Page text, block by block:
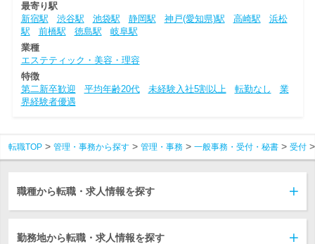
最寄り駅
新宿駅
渋谷駅 池袋駅 静岡駅 神戸(愛知県)駅 高崎駅
浜松
駅
前橋駅 徳島駅
岐阜駅
業種
エステティック・美容・理容
特徴
第二新卒歓迎
平均年齢20代 未経験入社5割以上 転勤なし
業
界経験者優遇
転職TOP 管理・事務から探す 管理・事務 一般事務・受付・秘書 受付
職種から転職・求人情報を探す
勤務地から転職・求人情報を探す